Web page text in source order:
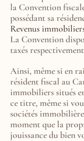
la Convention
possédant sa
Revenus
La Convention
taxés
Ainsi, même si en
résident fiscal au
immobiliers situés
ce titre, même si
sociétés
moment que la
jouissance du bien